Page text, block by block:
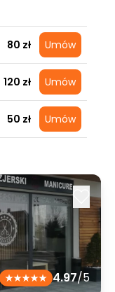
80 zł Umów
120 zł Umów
50 zł Umów
4.97/5